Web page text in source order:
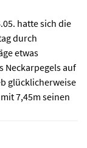
hatte sich die
durch
etwas
Neckarpegels auf
glücklicherweise
7,45m seinen